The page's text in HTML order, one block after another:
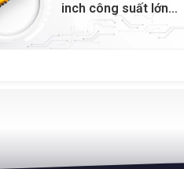
inch công suất lớn
– 43094